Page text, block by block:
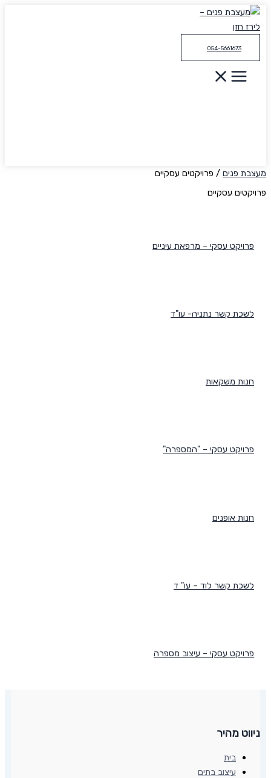
דילוג
לתוכן
054-5661673
מעצבת פנים / פרויקטים עסקיים
פרויקטים עסקיים
פרויקט עסקי – מרפאת עיניים
לשכת קשר נתניה- עו"ד
חנות משקאות
פרויקט עסקי – "המספרה"
חנות אופנים
לשכת קשר לוד – עו" ד
פרויקט עסקי – עיצוב מספרה
ניווט מהיר
בית
עיצוב בתים